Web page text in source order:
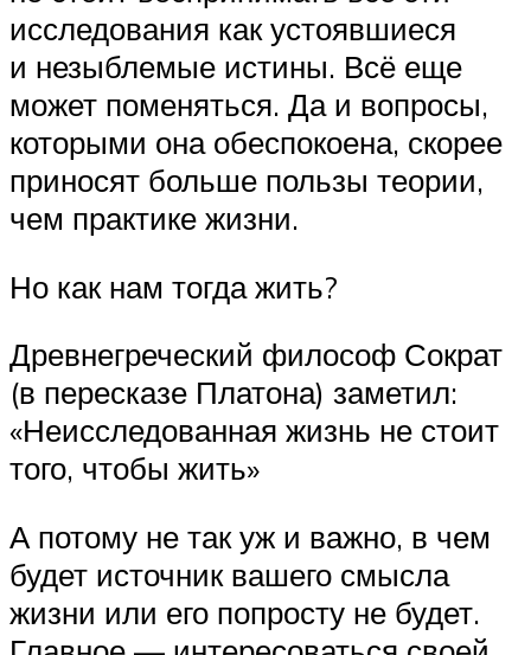
исследования как устоявшиеся
и незыблемые истины. Всё еще
может поменяться. Да и вопросы,
которыми она обеспокоена, скорее
приносят больше пользы теории,
чем практике жизни.
Но как нам тогда жить?
Древнегреческий философ Сократ
(в пересказе Платона) заметил:
«Неисследованная жизнь не стоит
того, чтобы жить»
А потому не так уж и важно, в чем
будет источник вашего смысла
жизни или его попросту не будет.